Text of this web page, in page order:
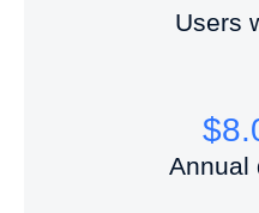
Users
$
Annual